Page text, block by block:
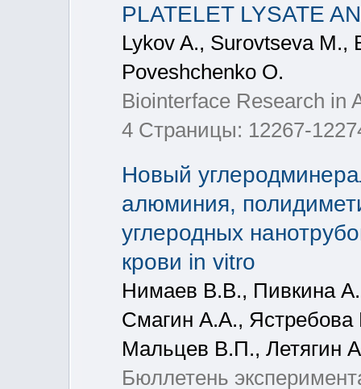
PLATELET LYSATE
Lykov A., Surovtseva M.,
Poveshchenko O.
Biointerface Research in
4 Страницы: 12267-
Новый
алюминия,
углеродных
крови in vitro
Нимаев В.В., Пивкина
Смагин А.А.,
Мальцев В.П., Летягин
Бюллетень